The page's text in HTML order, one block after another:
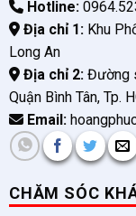
Hotline:
Địa chỉ 1:Khu
Long An
Địa chỉ 2:Đường
Quận Bình Tân, Tp.
Email:
CHĂM SÓC